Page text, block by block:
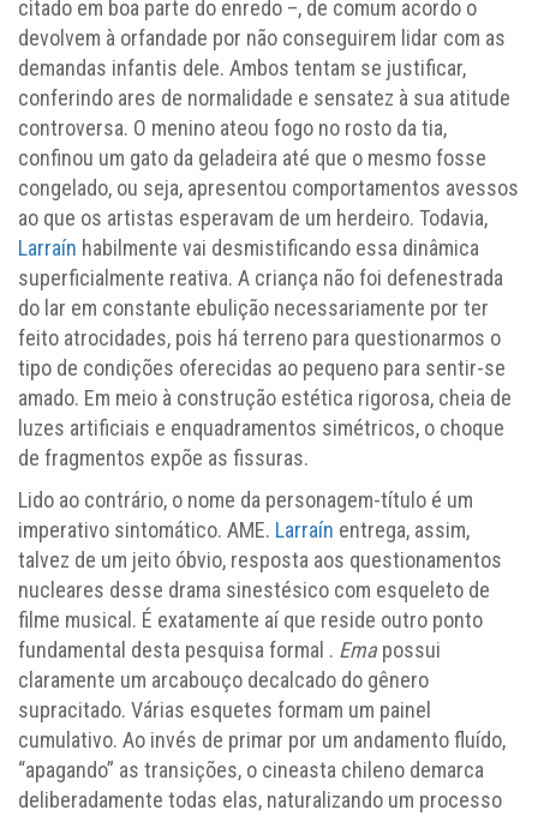
citado em boa parte do enredo –, de comum acordo o
devolvem à orfandade por não conseguirem lidar com as
demandas infantis dele. Ambos tentam se justificar,
conferindo ares de normalidade e sensatez à sua atitude
controversa. O menino ateou fogo no rosto da tia,
confinou um gato da geladeira até que o mesmo fosse
congelado, ou seja, apresentou comportamentos avessos
ao que os artistas esperavam de um herdeiro. Todavia,
Larraín habilmente vai desmistificando essa dinâmica
superficialmente reativa. A criança não foi defenestrada
do lar em constante ebulição necessariamente por ter
feito atrocidades, pois há terreno para questionarmos o
tipo de condições oferecidas ao pequeno para sentir-se
amado. Em meio à construção estética rigorosa, cheia de
luzes artificiais e enquadramentos simétricos, o choque
de fragmentos expõe as fissuras.
Lido ao contrário, o nome da personagem-título é um
imperativo sintomático. AME. Larraín entrega, assim,
talvez de um jeito óbvio, resposta aos questionamentos
nucleares desse drama sinestésico com esqueleto de
filme musical. É exatamente aí que reside outro ponto
fundamental desta pesquisa formal . Emapossui
claramente um arcabouço decalcado do gênero
supracitado. Várias esquetes formam um painel
cumulativo. Ao invés de primar por um andamento fluído,
“apagando” as transições, o cineasta chileno demarca
deliberadamente todas elas, naturalizando um processo